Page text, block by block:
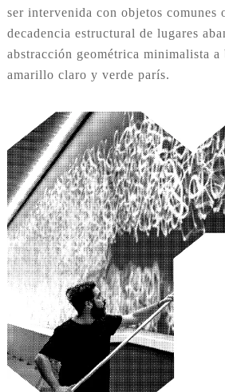
ser intervenida con objetos comunes
decadencia estructural de lugares
abstracción geométrica minimalista a
amarillo claro y verde parís.